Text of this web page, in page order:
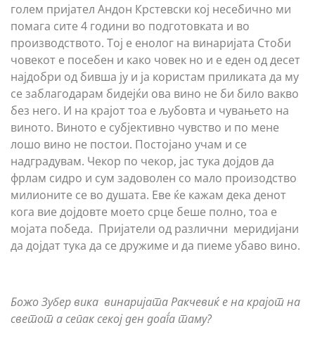
голем пријател Андон Крстевски кој несебично ми
помага сите 4 години во подготовката и во
производството. Тој е енолог на винаријата Стоби
човекот е посебен и како човек но и е еден од десет
најдобри од бивша ју и ја користам приликата да му
се заблагодарам бидејќи ова вино не би било вакво
без него. И на крајот тоа е љубовта и чувањето на
виното. Виното е субјективно чувство и по мене
лошо вино не постои. Постојано учам и се
надградувам. Чекор по чекор, јас тука дојдов да
фрлам сидро и сум задоволен со мало произодство
милионите се во душата. Еве ќе кажам дека денот
кога вие дојдовте моето срце беше полно, тоа е
мојата победа. Пријатели од различни меридијани
да дојдат тука да се дружиме и да пиеме убаво вино.
Божо Зубер вика винаријата Ракчевиќ е на крајот на
светот а сепак секој ден доаѓа таму?